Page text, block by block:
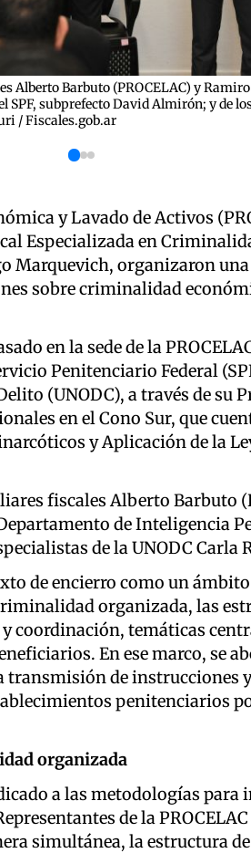
Alberto Barbuto (PROCELAC) y
subprefecto David Almirón; y de
/ Fiscales.gob.ar
y Lavado de Activos
Especializada en
Marquevich, organizaron
sobre criminalidad
en la sede de la
Penitenciario Federal
(UNODC), a través de su
en el Cono Sur, que
y Aplicación de la
fiscales Alberto Barbuto
de Inteligencia
de la UNODC Carla
de encierro como un ámbito
organizada, las
coordinación, temáticas
En ese marco, se
de instrucciones
penitenciarios
organizada
a las metodologías
de la
simultánea, la estructura